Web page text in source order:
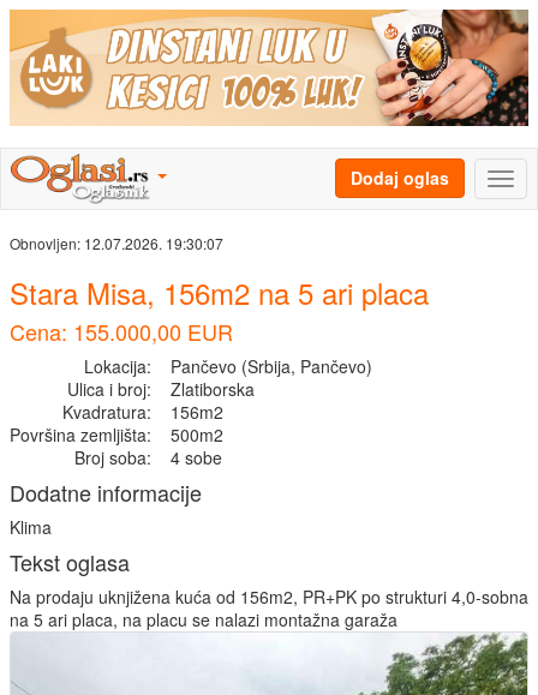
Dodaj oglas
Obnovljen: 12.07.2026. 19:30:07
Stara Misa, 156m2 na 5 ari placa
Cena: 155.000,00 EUR
Lokacija:
Pančevo (Srbija, Pančevo)
Ulica i broj:
Zlatiborska
Kvadratura:
156m2
Površina zemljišta:
500m2
Broj soba:
4 sobe
Dodatne informacije
Klima
Tekst oglasa
Na prodaju uknjižena kuća od 156m2, PR+PK po strukturi 4,0-sobna
na 5 ari placa, na placu se nalazi montažna garaža